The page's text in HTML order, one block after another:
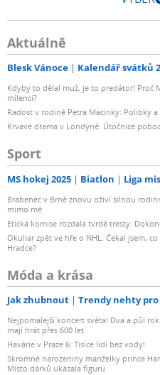
Aktuálně
Blesk Vánoce Kalendář svátků
Kdyby to dělal muž, je to predátor! Proč
milenci?
Radost v rodině Petra Macinky: Polibky a
Krvavé drama v Londýně: Útočnice
Sport
MS hokej 2025 Biatlon Liga
Brabenec v Brně znovu oživí silnou
mimo mě
Etická komise rozdala tvrdé tresty:
Okuliar zpět ve hře o NHL: Čekal jsem,
Hradce?
Móda a krása
Jak zhubnout Trendy nehty pro
Nejpomalejší koncert světa! Dva a půl
mají hrát přes 600 let
Havárie v Praze 6: Tisíce lidí bez vody!
Skromné narozeniny manželky prince
Místo dárků ukázala figuru